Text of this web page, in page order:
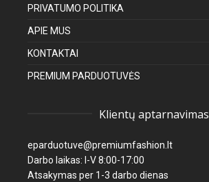
PRIVATUMO POLITIKA
APIE MUS
KONTAKTAI
PREMIUM PARDUOTUVĖS
Klientų aptarnavimas
eparduotuve@premiumfashion.lt
Darbo laikas: I-V 8:00-17:00
Atsakymas per 1-3 darbo dienas